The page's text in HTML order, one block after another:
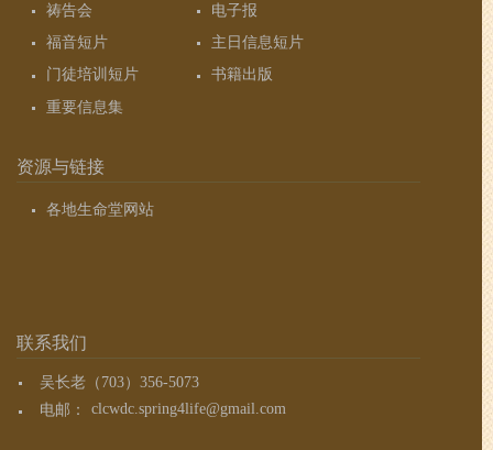
祷告会
电子报
福音短片
主日信息短片
门徒培训短片
书籍出版
重要信息集
资源与链接
各地生命堂网站
联系我们
吴长老（703）356-5073
电邮：
clcwdc.spring4life@gmail.com